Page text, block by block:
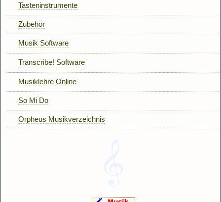
Tasteninstrumente
Zubehör
Musik Software
Transcribe! Software
Musiklehre Online
So Mi Do
Orpheus Musikverzeichnis